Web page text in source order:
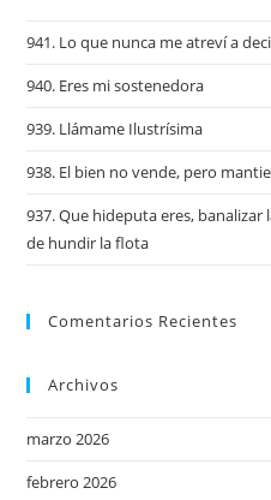
941. Lo que nunca me atreví a
940. Eres mi sostenedora
939. Llámame Ilustrísima
938. El bien no vende, pero
937. Que hideputa eres,
de hundir la flota
Comentarios Recientes
Archivos
marzo 2026
febrero 2026